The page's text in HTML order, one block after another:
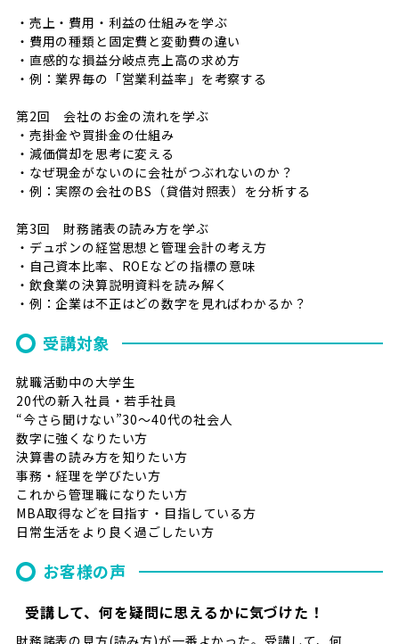
・売上・費用・利益の仕組みを学ぶ
・費用の種類と固定費と変動費の違い
・直感的な損益分岐点売上高の求め方
・例：業界毎の「営業利益率」を考察する
第2回 会社のお金の流れを学ぶ
・売掛金や買掛金の仕組み
・減価償却を思考に変える
・なぜ現金がないのに会社がつぶれないのか？
・例：実際の会社のBS（貸借対照表）を分析する
第3回 財務諸表の読み方を学ぶ
・デュポンの経営思想と管理会計の考え方
・自己資本比率、ROEなどの指標の意味
・飲食業の決算説明資料を読み解く
・例：企業は不正はどの数字を見ればわかるか？
受講対象
就職活動中の大学生
20代の新入社員・若手社員
“今さら聞けない”30～40代の社会人
数字に強くなりたい方
決算書の読み方を知りたい方
事務・経理を学びたい方
これから管理職になりたい方
MBA取得などを目指す・目指している方
日常生活をより良く過ごしたい方
お客様の声
受講して、何を疑問に思えるかに気づけた！